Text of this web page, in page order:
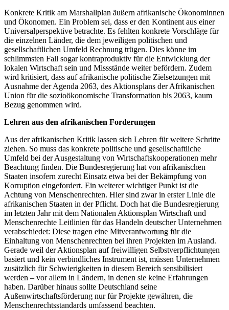
Konkrete Kritik am Marshallplan äußern afrikanische Ökonominnen
und Ökonomen. Ein Problem sei, dass er den Kontinent aus einer
Universalperspektive betrachte. Es fehlten konkrete Vorschläge für
die einzelnen Länder, die dem jeweiligen politischen und
gesellschaftlichen Umfeld Rechnung trügen. Dies könne im
schlimmsten Fall sogar kontraproduktiv für die Entwicklung der
lokalen Wirtschaft sein und Missstände weiter befördern. Zudem
wird kritisiert, dass auf afrikanische politische Zielsetzungen mit
Ausnahme der Agenda 2063, des Aktionsplans der Afrikanischen
Union für die sozioökonomische Transformation bis 2063, kaum
Bezug genommen wird.
Lehren aus den afrikanischen Forderungen
Aus der afrikanischen Kritik lassen sich Lehren für weitere Schritte
ziehen. So muss das konkrete politische und gesellschaftliche
Umfeld bei der Ausgestaltung von Wirtschaftskooperationen mehr
Beachtung finden. Die Bundesregierung hat von afrikanischen
Staaten insofern zurecht Einsatz etwa bei der Bekämpfung von
Korruption eingefordert. Ein weiterer wichtiger Punkt ist die
Achtung von Menschenrechten. Hier sind zwar in erster Linie die
afrikanischen Staaten in der Pflicht. Doch hat die Bundesregierung
im letzten Jahr mit dem Nationalen Aktionsplan Wirtschaft und
Menschenrechte Leitlinien für das Handeln deutscher Unternehmen
verabschiedet: Diese tragen eine Mitverantwortung für die
Einhaltung von Menschenrechten bei ihren Projekten im Ausland.
Gerade weil der Aktionsplan auf freiwilligen Selbstverpflichtungen
basiert und kein verbindliches Instrument ist, müssen Unternehmen
zusätzlich für Schwierigkeiten in diesem Bereich sensibilisiert
werden – vor allem in Ländern, in denen sie keine Erfahrungen
haben. Darüber hinaus sollte Deutschland seine
Außenwirtschaftsförderung nur für Projekte gewähren, die
Menschenrechtsstandards umfassend beachten.